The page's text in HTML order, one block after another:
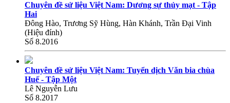
Chuyên đề sử liệu Việt Nam: Dương sự thủy mạt - Tập
Hai
Đông Hào, Trương Sỹ Hùng, Hàn Khánh, Trần Đại Vinh
(Hiệu đính)
Số 8.2016
Chuyên đề sử liệu Việt Nam: Tuyển dịch Văn bia chùa
Huế - Tập Một
Lê Nguyễn Lưu
Số 8.2017